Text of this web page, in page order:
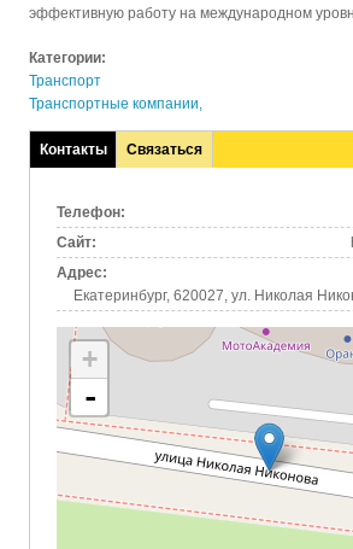
эффективную работу на международном
Категории:
Транспорт
Транспортные компании,
Контакты
(активная
Связаться
Телефон:
Сайт:
Адрес:
Екатеринбург, 620027, ул. Николая
+
-